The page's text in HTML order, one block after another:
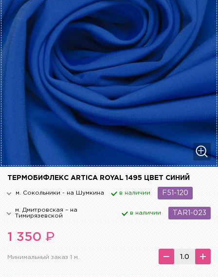
ТЕРМОБИФЛЕКС ARTICA ROYAL 1495 ЦВЕТ СИНИЙ
м. Сокольники - на Шумкина в наличии F51-120
м. Дмитровская – на
Тимирязевской
в наличии TAR1-023
1 350 ₽
Минимальный заказ 1 м.